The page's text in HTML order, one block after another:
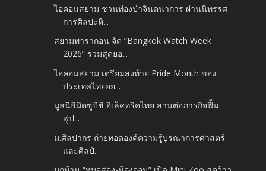
ไอคอนสยาม ชวนท่องป่าจินตนาการ ผ่านนิทรรศ
การศิลปะหิ...
สยามพารากอน จัด “Bangkok Watch Week
2026” รวมสุดยอ...
ไอคอนสยาม เตรียมส่งท้าย Pride Month ของ
ประเทศไทยอย...
มูลนิธิมิตซูบิชิ อิเล็คทริคไทย สานต่อภารกิจฟื้น
ฟูป...
ม.ศิลปากร ถ่ายทอดองค์ความรู้บูรณาการศาสตร์
และศิลป์...